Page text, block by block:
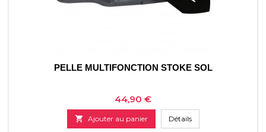
PELLE MULTIFONCTION STOKE SOL
Prix
44,90 €
 Ajouter au panier Détails